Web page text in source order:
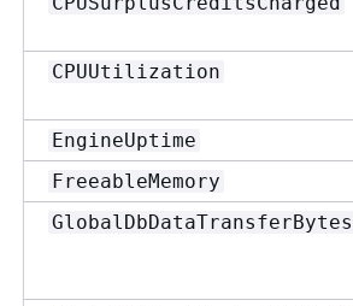
CPUUtilization
EngineUptime
FreeableMemory
GlobalDbDataTransferBytes